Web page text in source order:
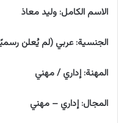
الاسم الكامل: وليد معاذ
الجنسية: عربي (لم يُعلن
المهنة: إداري / مهني
المجال: إداري – مهني